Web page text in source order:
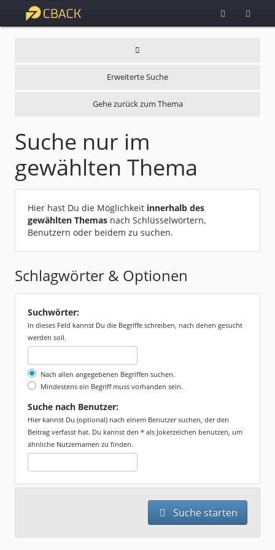
Erweiterte Suche
Gehe zurück zum Thema
Suche nur im
gewählten Thema
Hier hast Du die Möglichkeit innerhalb des
gewählten Themas nach Schlüsselwörtern,
Benutzern oder beidem zu suchen.
Schlagwörter & Optionen
Suchwörter:
In dieses Feld kannst Du die Begriffe schreiben, nach denen gesucht
werden soll.
Nach allen angegebenen Begriffen suchen.
Mindestens ein Begriff muss vorhanden sein.
Suche nach Benutzer:
Hier kannst Du (optional) nach einem Benutzer suchen, der den
Beitrag verfasst hat. Du kannst den * als Jokerzeichen benutzen, um
ähnliche Nutzernamen zu finden.
Suche starten